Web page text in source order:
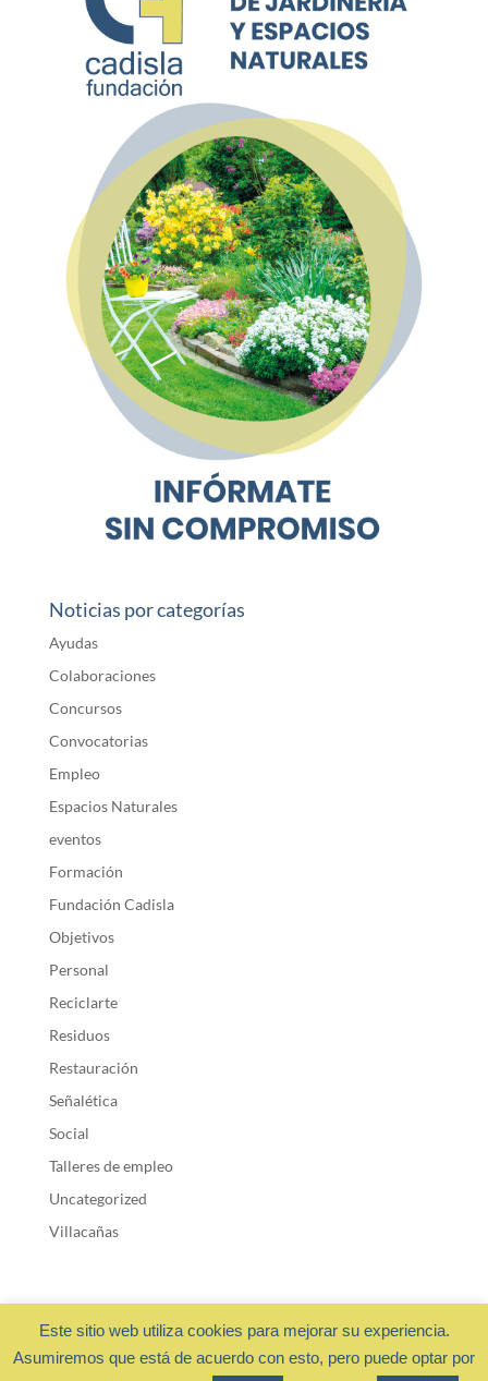
Noticias por categorías
Ayudas
Colaboraciones
Concursos
Convocatorias
Empleo
Espacios Naturales
eventos
Formación
Fundación Cadisla
Objetivos
Personal
Reciclarte
Residuos
Restauración
Señalética
Social
Talleres de empleo
Uncategorized
Villacañas
Fundación Cadisla 2018 ·Privacidad y cookies - Diseño web:
Este sitio web utiliza cookies para mejorar su experiencia.
Asumiremos que está de acuerdo con esto, pero puede optar por